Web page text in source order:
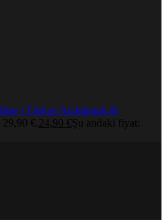
| Türkçe Açıklamalı &
€. 24,90 € Şu andaki fiyat: